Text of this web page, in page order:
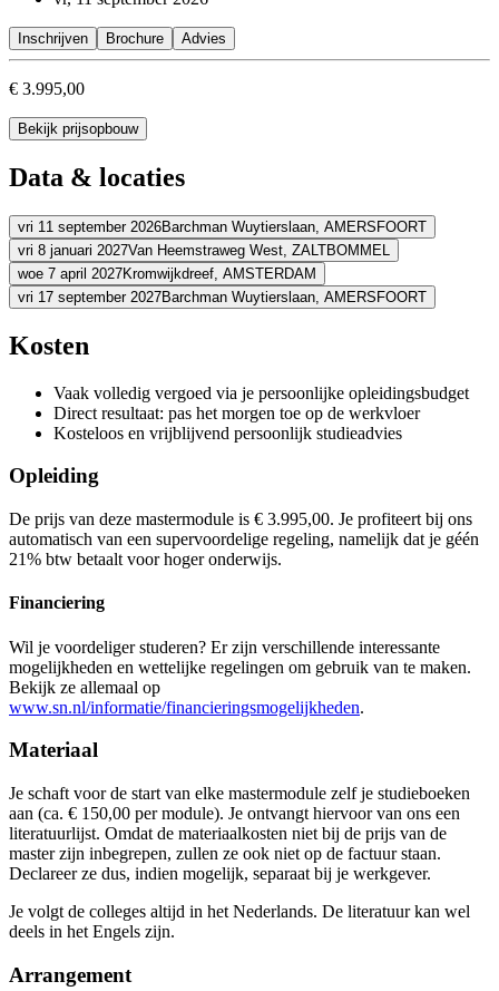
Inschrijven Brochure Advies
€ 3.995,00
Bekijk prijsopbouw
Data & locaties
vri 11 september 2026Barchman Wuytierslaan, AMERSFOORT
Adres
Eenhoorn Meeting Center AmersfoortBarchman Wuytierslaan
Prijs
€ 3.995,00
Bekijk prijsopbouw
vri11-09-20269:30 - 17:30
vri25-09-20269:30 - 17:30
vri30-10-2026
13-11-2026
vri11-12-20269:30 - 17:30
vri 8 januari 2027Van Heemstraweg West, ZALTBOMMEL
Adres
Bekijk route
€ 3.995,00
Kies deze startdatum
Lesdagen
vri08-01-20279:30 - 17:30
vri29-01-2027
vri05-03-20279:30 - 17:30
vri19-03-20279:30 - 17:30
vri02-04-20279:30 - 17:30
woe 7 april 2027Kromwijkdreef, AMSTERDAM
Adres
Planetarium Meeting Center Amsterdam
Prijs
€ 3.995,00
Bekijk prijsopbouw
Lesdagen
woe21-04-2027
woe 26-05-20279:30 - 17:30
woe09-06-20279:30 - 17:30
woe23-06-20279:30 - 17:30
woe07-07-20279:30 - 17:30
vri 17 september 2027Barchman Wuytierslaan, AMERSFOORT
Adres
Bekijk route
Prijs
€ 3.995,00
Kies deze startdatum
Lesdagen
vri17-09-2027
vri15-10-20279:30 - 17:30
vri05-11-20279:30 - 17:30
vri19-11-20279:30 - 17:30
vri03-12-20279:30 - 17:30
Kosten
Vaak volledig vergoed via je persoonlijke opleidingsbudget
Direct resultaat: pas het morgen toe op de werkvloer
Kosteloos en vrijblijvend persoonlijk studieadvies
Opleiding
De prijs van deze mastermodule is € 3.995,00. Je profiteert bij ons
automatisch van een supervoordelige regeling, namelijk dat je géén
21% btw betaalt voor hoger onderwijs.
Financiering
Wil je voordeliger studeren? Er zijn verschillende interessante
mogelijkheden en wettelijke regelingen om gebruik van te maken.
Bekijk ze allemaal op
www.sn.nl/informatie/financieringsmogelijkheden.
Materiaal
Je schaft voor de start van elke mastermodule zelf je studieboeken
aan (ca. € 150,00 per module). Je ontvangt hiervoor van ons een
literatuurlijst. Omdat de materiaalkosten niet bij de prijs van de
master zijn inbegrepen, zullen ze ook niet op de factuur staan.
Declareer ze dus, indien mogelijk, separaat bij je werkgever.
Je volgt de colleges altijd in het Nederlands. De literatuur kan wel
deels in het Engels zijn.
Arrangement